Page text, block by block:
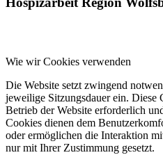
Wie wir Cookies verwenden
Die Website setzt zwingend
jeweilige Sitzungsdauer ein. Diese
Betrieb der Website erforderlich
Cookies dienen dem
oder ermöglichen die Interaktion
nur mit Ihrer Zustimmung gesetzt.